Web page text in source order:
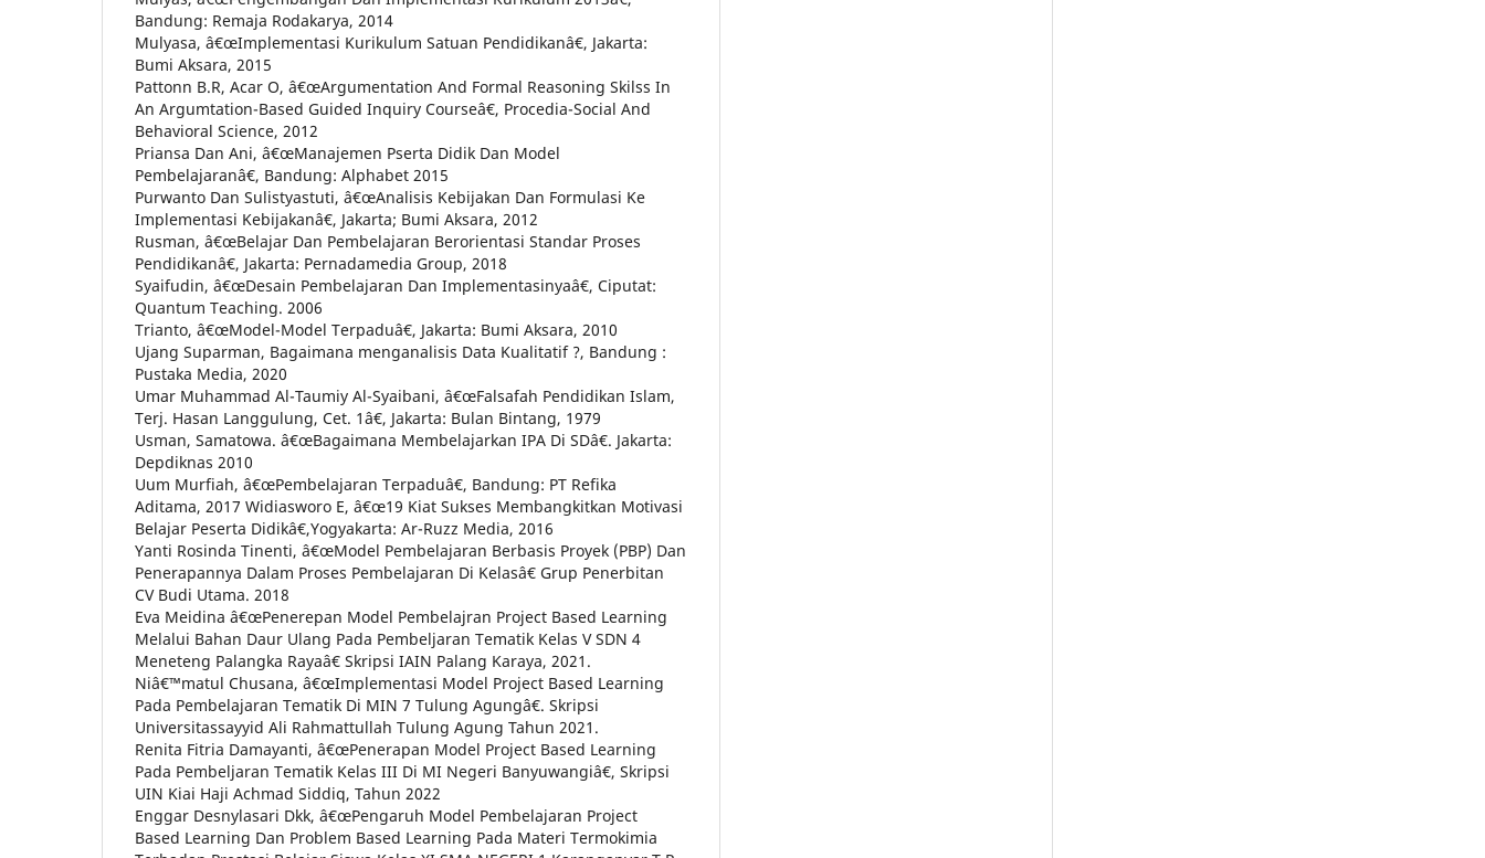
Bandung: Remaja Rodakarya, 2014
Mulyasa, â€œImplementasi Kurikulum Satuan Pendidikanâ€, Jakarta:
Bumi Aksara, 2015
Pattonn B.R, Acar O, â€œArgumentation And Formal Reasoning Skilss In
An Argumtation-Based Guided Inquiry Courseâ€, Procedia-Social And
Behavioral Science, 2012
Priansa Dan Ani, â€œManajemen Pserta Didik Dan Model
Pembelajaranâ€, Bandung: Alphabet 2015
Purwanto Dan Sulistyastuti, â€œAnalisis Kebijakan Dan Formulasi Ke
Implementasi Kebijakanâ€, Jakarta; Bumi Aksara, 2012
Rusman, â€œBelajar Dan Pembelajaran Berorientasi Standar Proses
Pendidikanâ€, Jakarta: Pernadamedia Group, 2018
Syaifudin, â€œDesain Pembelajaran Dan Implementasinyaâ€, Ciputat:
Quantum Teaching. 2006
Trianto, â€œModel-Model Terpaduâ€, Jakarta: Bumi Aksara, 2010
Ujang Suparman, Bagaimana menganalisis Data Kualitatif ?, Bandung :
Pustaka Media, 2020
Umar Muhammad Al-Taumiy Al-Syaibani, â€œFalsafah Pendidikan Islam,
Terj. Hasan Langgulung, Cet. 1â€, Jakarta: Bulan Bintang, 1979
Usman, Samatowa. â€œBagaimana Membelajarkan IPA Di SDâ€. Jakarta:
Depdiknas 2010
Uum Murfiah, â€œPembelajaran Terpaduâ€, Bandung: PT Refika
Aditama, 2017 Widiasworo E, â€œ19 Kiat Sukses Membangkitkan Motivasi
Belajar Peserta Didikâ€,Yogyakarta: Ar-Ruzz Media, 2016
Yanti Rosinda Tinenti, â€œModel Pembelajaran Berbasis Proyek (PBP) Dan
Penerapannya Dalam Proses Pembelajaran Di Kelasâ€ Grup Penerbitan
CV Budi Utama. 2018
Eva Meidina â€œPenerepan Model Pembelajran Project Based Learning
Melalui Bahan Daur Ulang Pada Pembeljaran Tematik Kelas V SDN 4
Meneteng Palangka Rayaâ€ Skripsi IAIN Palang Karaya, 2021.
Niâ€™matul Chusana, â€œImplementasi Model Project Based Learning
Pada Pembelajaran Tematik Di MIN 7 Tulung Agungâ€. Skripsi
Universitassayyid Ali Rahmattullah Tulung Agung Tahun 2021.
Renita Fitria Damayanti, â€œPenerapan Model Project Based Learning
Pada Pembeljaran Tematik Kelas III Di MI Negeri Banyuwangiâ€, Skripsi
UIN Kiai Haji Achmad Siddiq, Tahun 2022
Enggar Desnylasari Dkk, â€œPengaruh Model Pembelajaran Project
Based Learning Dan Problem Based Learning Pada Materi Termokimia